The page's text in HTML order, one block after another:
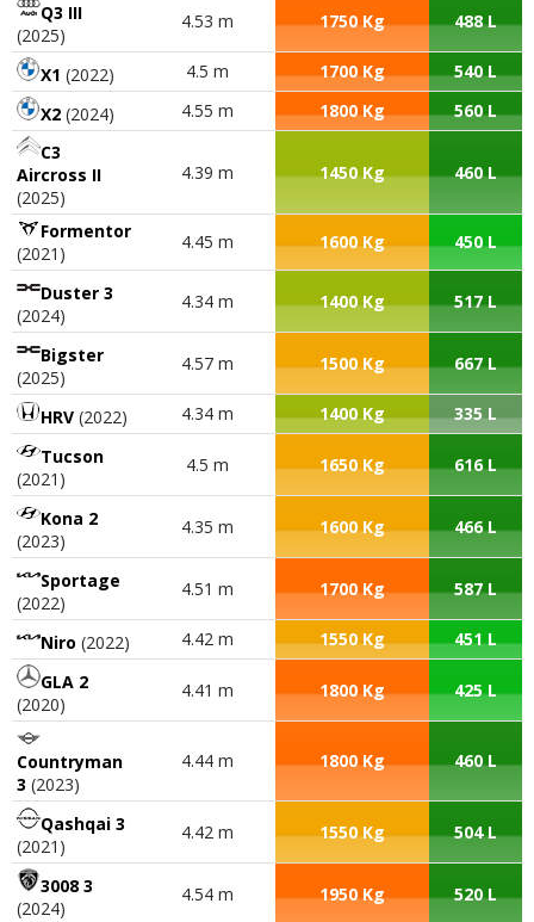
Q3 III
(2025)
4.53 m 1750 Kg 488 L
X1 (2022) 4.5 m 1700 Kg
540 L
X2 (2024) 4.55 m 1800 Kg
560 L
C3
Aircross II
(2025)
4.39 m 1450 Kg 460 L
Formentor
(2021)
4.45 m 1600 Kg 450 L
Duster 3
(2024)
4.34 m 1400 Kg 517 L
Bigster
(2025)
4.57 m 1500 Kg 667 L
HRV (2022) 4.34 m 1400 Kg
335 L
Tucson
(2021)
4.5 m 1650 Kg 616 L
Kona 2
(2023)
4.35 m 1600 Kg 466 L
Sportage
(2022)
4.51 m 1700 Kg 587 L
Niro (2022) 4.42 m 1550 Kg
451 L
GLA 2
(2020)
4.41 m 1800 Kg 425 L
Countryman
3 (2023)
4.44 m 1800 Kg 460 L
Qashqai 3
(2021)
4.42 m 1550 Kg 504 L
3008 3
(2024)
4.54 m 1950 Kg 520 L